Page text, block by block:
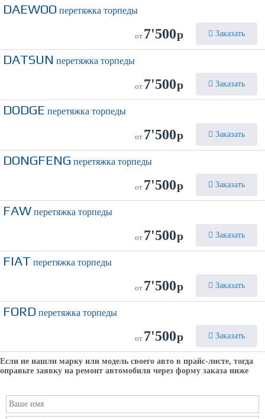
DAEWOO перетяжка торпеды
от 7'500р Заказать
DATSUN перетяжка торпеды
от 7'500р Заказать
DODGE перетяжка торпеды
от 7'500р Заказать
DONGFENG перетяжка торпеды
от 7'500р Заказать
FAW перетяжка торпеды
от 7'500р Заказать
FIAT перетяжка торпеды
от 7'500р Заказать
FORD перетяжка торпеды
от 7'500р Заказать
Если не нашли марку или модель своего авто в прайс-листе, тогда
оправьте заявку на ремонт автомобиля через форму заказа ниже